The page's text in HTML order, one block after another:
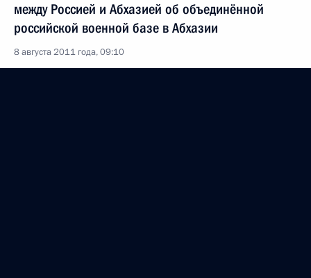
между Россией и Абхазией об объединённой
российской военной базе в Абхазии
8 августа 2011 года, 09:10